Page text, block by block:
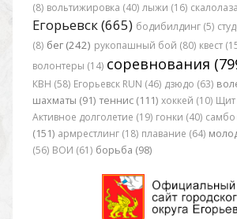
(8) вольтижировка (40) лыжи (16)
Егорьевск (665) бодибилдинг (5)
(8) бег (242) рукопашный бой (80) квест
волонтеры (14) соревнования
КВН (58) Егорьевск RUN (46) дзюдо (63)
шахматы (91) теннис (111) хоккей (10) Щит
Активное долголетие (19) гонки (40) самбо
(151) армрестлинг (18) плавание (64)
(56) ВОИ (61) борьба (98)